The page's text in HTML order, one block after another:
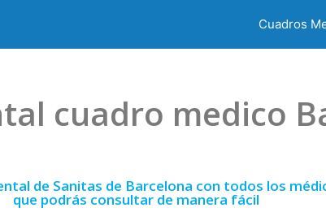
Cuadros
cuadro medico
de Sanitas de Barcelona con todos los
que podrás consultar de manera fácil